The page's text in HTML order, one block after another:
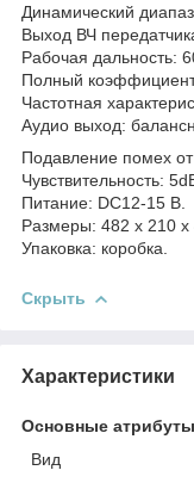
Динамический
Выход ВЧ
Рабочая дальность:
Полный коэффициент
Частотная
Аудио выход:
Подавление помех от
Чувствительность:
Питание: DC12-15 В.
Размеры: 482 х 210 х
Упаковка: коробка.
Скрыть
Характеристики
Основные атрибуты
Вид